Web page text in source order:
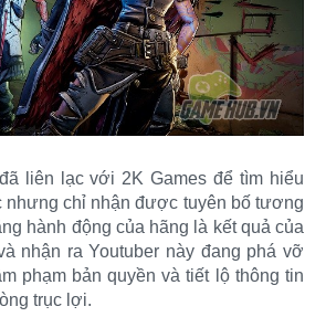
liên lạc với 2K Games để tìm hiểu
nhưng chỉ nhận được tuyên bố tương
hành động của hãng là kết quả của
nhận ra Youtuber này đang phá vỡ
phạm bản quyền và tiết lộ thông tin
trục lợi.